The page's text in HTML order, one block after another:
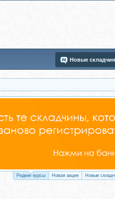
Новые
Редкие курсы Новая акция Новые